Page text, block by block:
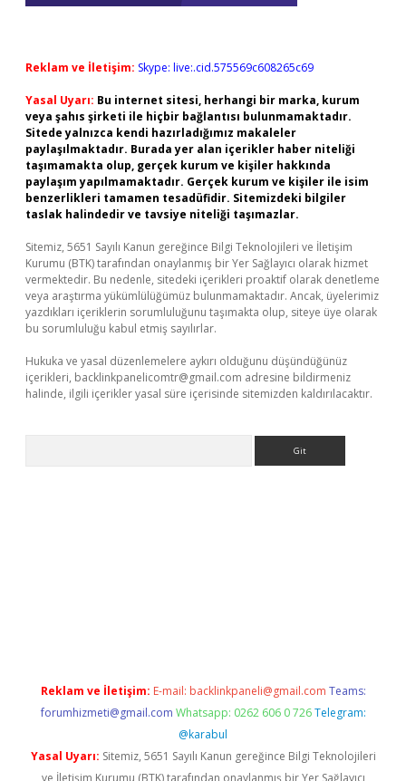
Reklam ve İletişim: Skype: live:.cid.575569c608265c69
Yasal Uyarı: Bu internet sitesi, herhangi bir marka, kurum
veya şahıs şirketi ile hiçbir bağlantısı bulunmamaktadır.
Sitede yalnızca kendi hazırladığımız makaleler
paylaşılmaktadır. Burada yer alan içerikler haber niteliği
taşımamakta olup, gerçek kurum ve kişiler hakkında
paylaşım yapılmamaktadır. Gerçek kurum ve kişiler ile isim
benzerlikleri tamamen tesadüfidir. Sitemizdeki bilgiler
taslak halindedir ve tavsiye niteliği taşımazlar.
Sitemiz, 5651 Sayılı Kanun gereğince Bilgi Teknolojileri ve İletişim
Kurumu (BTK) tarafından onaylanmış bir Yer Sağlayıcı olarak hizmet
vermektedir. Bu nedenle, sitedeki içerikleri proaktif olarak denetleme
veya araştırma yükümlülüğümüz bulunmamaktadır. Ancak, üyelerimiz
yazdıkları içeriklerin sorumluluğunu taşımakta olup, siteye üye olarak
bu sorumluluğu kabul etmiş sayılırlar.
Hukuka ve yasal düzenlemelere aykırı olduğunu düşündüğünüz
içerikleri, backlinkpanelicomtr@gmail.com adresine bildirmeniz
halinde, ilgili içerikler yasal süre içerisinde sitemizden kaldırılacaktır.
Reklam ve İletişim: E-mail: backlinkpaneli@gmail.com Teams:
forumhizmeti@gmail.com Whatsapp: 0262 606 0 726 Telegram:
@karabul
Yasal Uyarı: Sitemiz, 5651 Sayılı Kanun gereğince Bilgi Teknolojileri
ve İletişim Kurumu (BTK) tarafından onaylanmış bir Yer Sağlayıcı